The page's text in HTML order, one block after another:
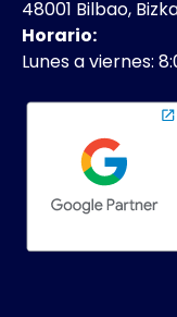
48001 Bilbao,
Horario:
Lunes a viernes: